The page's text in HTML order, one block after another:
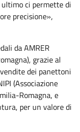
ultimo ci permette di
precisione»,
da AMRER
grazie al
dei panettoni
(Associazione
Romagna, e
per un valore di